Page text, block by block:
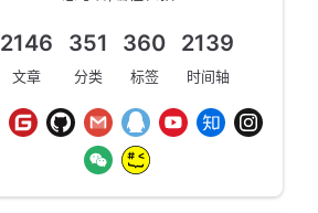
2146
文章
351
分类
360
标签
2139
时间轴